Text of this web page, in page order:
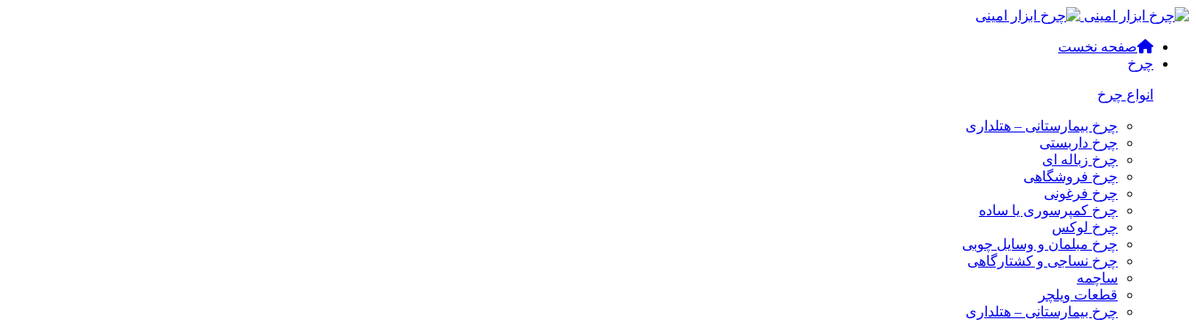
صفحه نخست
چرخ
انواع چرخ
چرخ بیمارستانی – هتلداری
چرخ داربستی
چرخ زباله ای
چرخ فروشگاهی
چرخ فرغونی
چرخ کمپرسوری یا ساده
چرخ لوکس
چرخ مبلمان و وسایل چوبی
چرخ نساجی و کشتارگاهی
ساچمه
قطعات ویلچر
چرخ بیمارستانی – هتلداری